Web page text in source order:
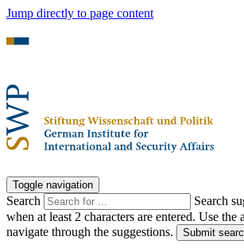
Jump directly to page content
Toggle navigation
Search
Search
when at least 2 characters are entered. Use the
navigate through the suggestions.
Submit